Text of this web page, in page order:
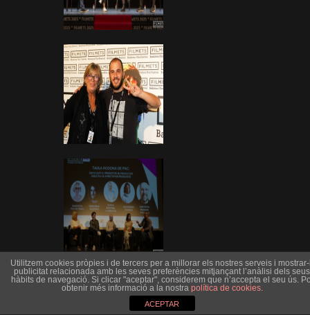
Utilitzem cookies pròpies i de tercers per a millorar els nostres serveis i
publicitat relacionada amb les seves preferències mitjançant l’anàlisi dels seus
hàbits de navegació. Si clicar "aceptar", considerem que n’accepta el seu ús.
obtenir més informació a la nostra política de cookies.
ACEPTAR